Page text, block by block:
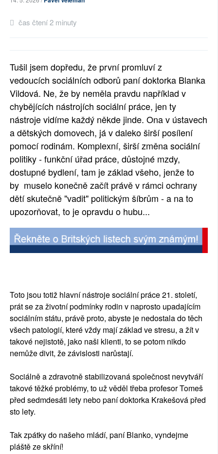
čas čtení 2 minuty
Tušil jsem dopředu, že první promluví z
vedoucích sociálních odborů paní doktorka Blanka
Vildová. Ne, že by neměla pravdu například v
chybějících nástrojích sociální práce, jen ty
nástroje vidíme každý někde jinde. Ona v ústavech
a dětských domovech, já v daleko širší posílení
pomocí rodinám. Komplexní, širší změna sociální
politiky - funkční úřad práce, důstojné mzdy,
dostupné bydlení, tam je základ všeho, jenže to
by muselo konečně začít právě v rámci ochrany
dětí skutečně "vadit" politickým šíbrům - a na to
upozorňovat, to je opravdu o hubu...
Toto jsou totiž hlavní nástroje sociální práce 21. století,
prát se za životní podmínky rodin v naprosto upadajícím
sociálním státu, právě proto, abyste je nedostala do těch
všech patologií, které vždy mají základ ve stresu, a žít v
takové nejistotě, jako naši klienti, to se potom nikdo
nemůže divit, že závislosti narůstají.
Sociálně a zdravotně stabilizovaná společnost nevytváří
takové těžké problémy, to už věděl třeba profesor Tomeš
před sedmdesáti lety nebo paní doktorka Krakešová před
sto lety.
Tak zpátky do našeho mládí, paní Blanko, vyndejme
pláště ze skříní!